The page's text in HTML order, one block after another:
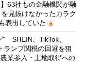
63社もの金融機関が融
見抜けなかったカラク
表出していた
SHEIN、TikTok、
ンプ関税の回避を狙
業参入・土地取得への